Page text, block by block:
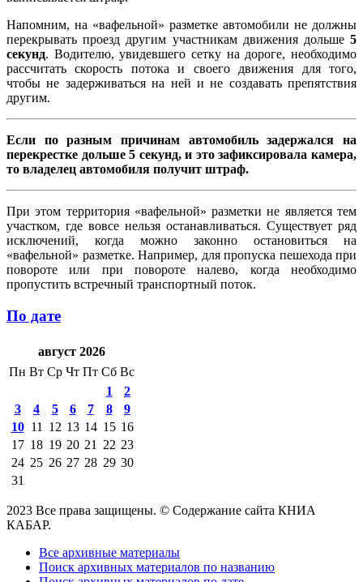
Напомним, на «вафельной» разметке автомобили не должны
перекрывать проезд другим участникам движения дольше 5
секунд. Водителю, увидевшего сетку на дороге, необходимо
рассчитать скорость потока и своего движения для того,
чтобы не задерживаться на ней и не создавать препятствия
другим.
Если по разным причинам автомобиль задержался на
перекрестке дольше 5 секунд, и это зафиксировала камера,
то владелец автомобиля получит штраф.
При этом территория «вафельной» разметки не является тем
участком, где вовсе нельзя останавливаться. Существует ряд
исключений, когда можно законно остановиться на
«вафельной» разметке. Например, для пропуска пешехода при
повороте или при повороте налево, когда необходимо
пропустить встречный транспортный поток.
По дате
август 2026
Пн Вт Ср Чт Пт Сб Вс
1
2
3
4 5 6 7 8
9
10 11 12 13 14 15 16
17 18 19 20 21 22 23
24 25 26 27 28 29 30
31
2023 Все права защищены. © Содержание сайта КНИА
КАБАР.
Все архивные материалы
Поиск архивных материалов по названию